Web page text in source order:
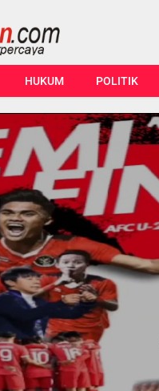
HUKUM POLITIK